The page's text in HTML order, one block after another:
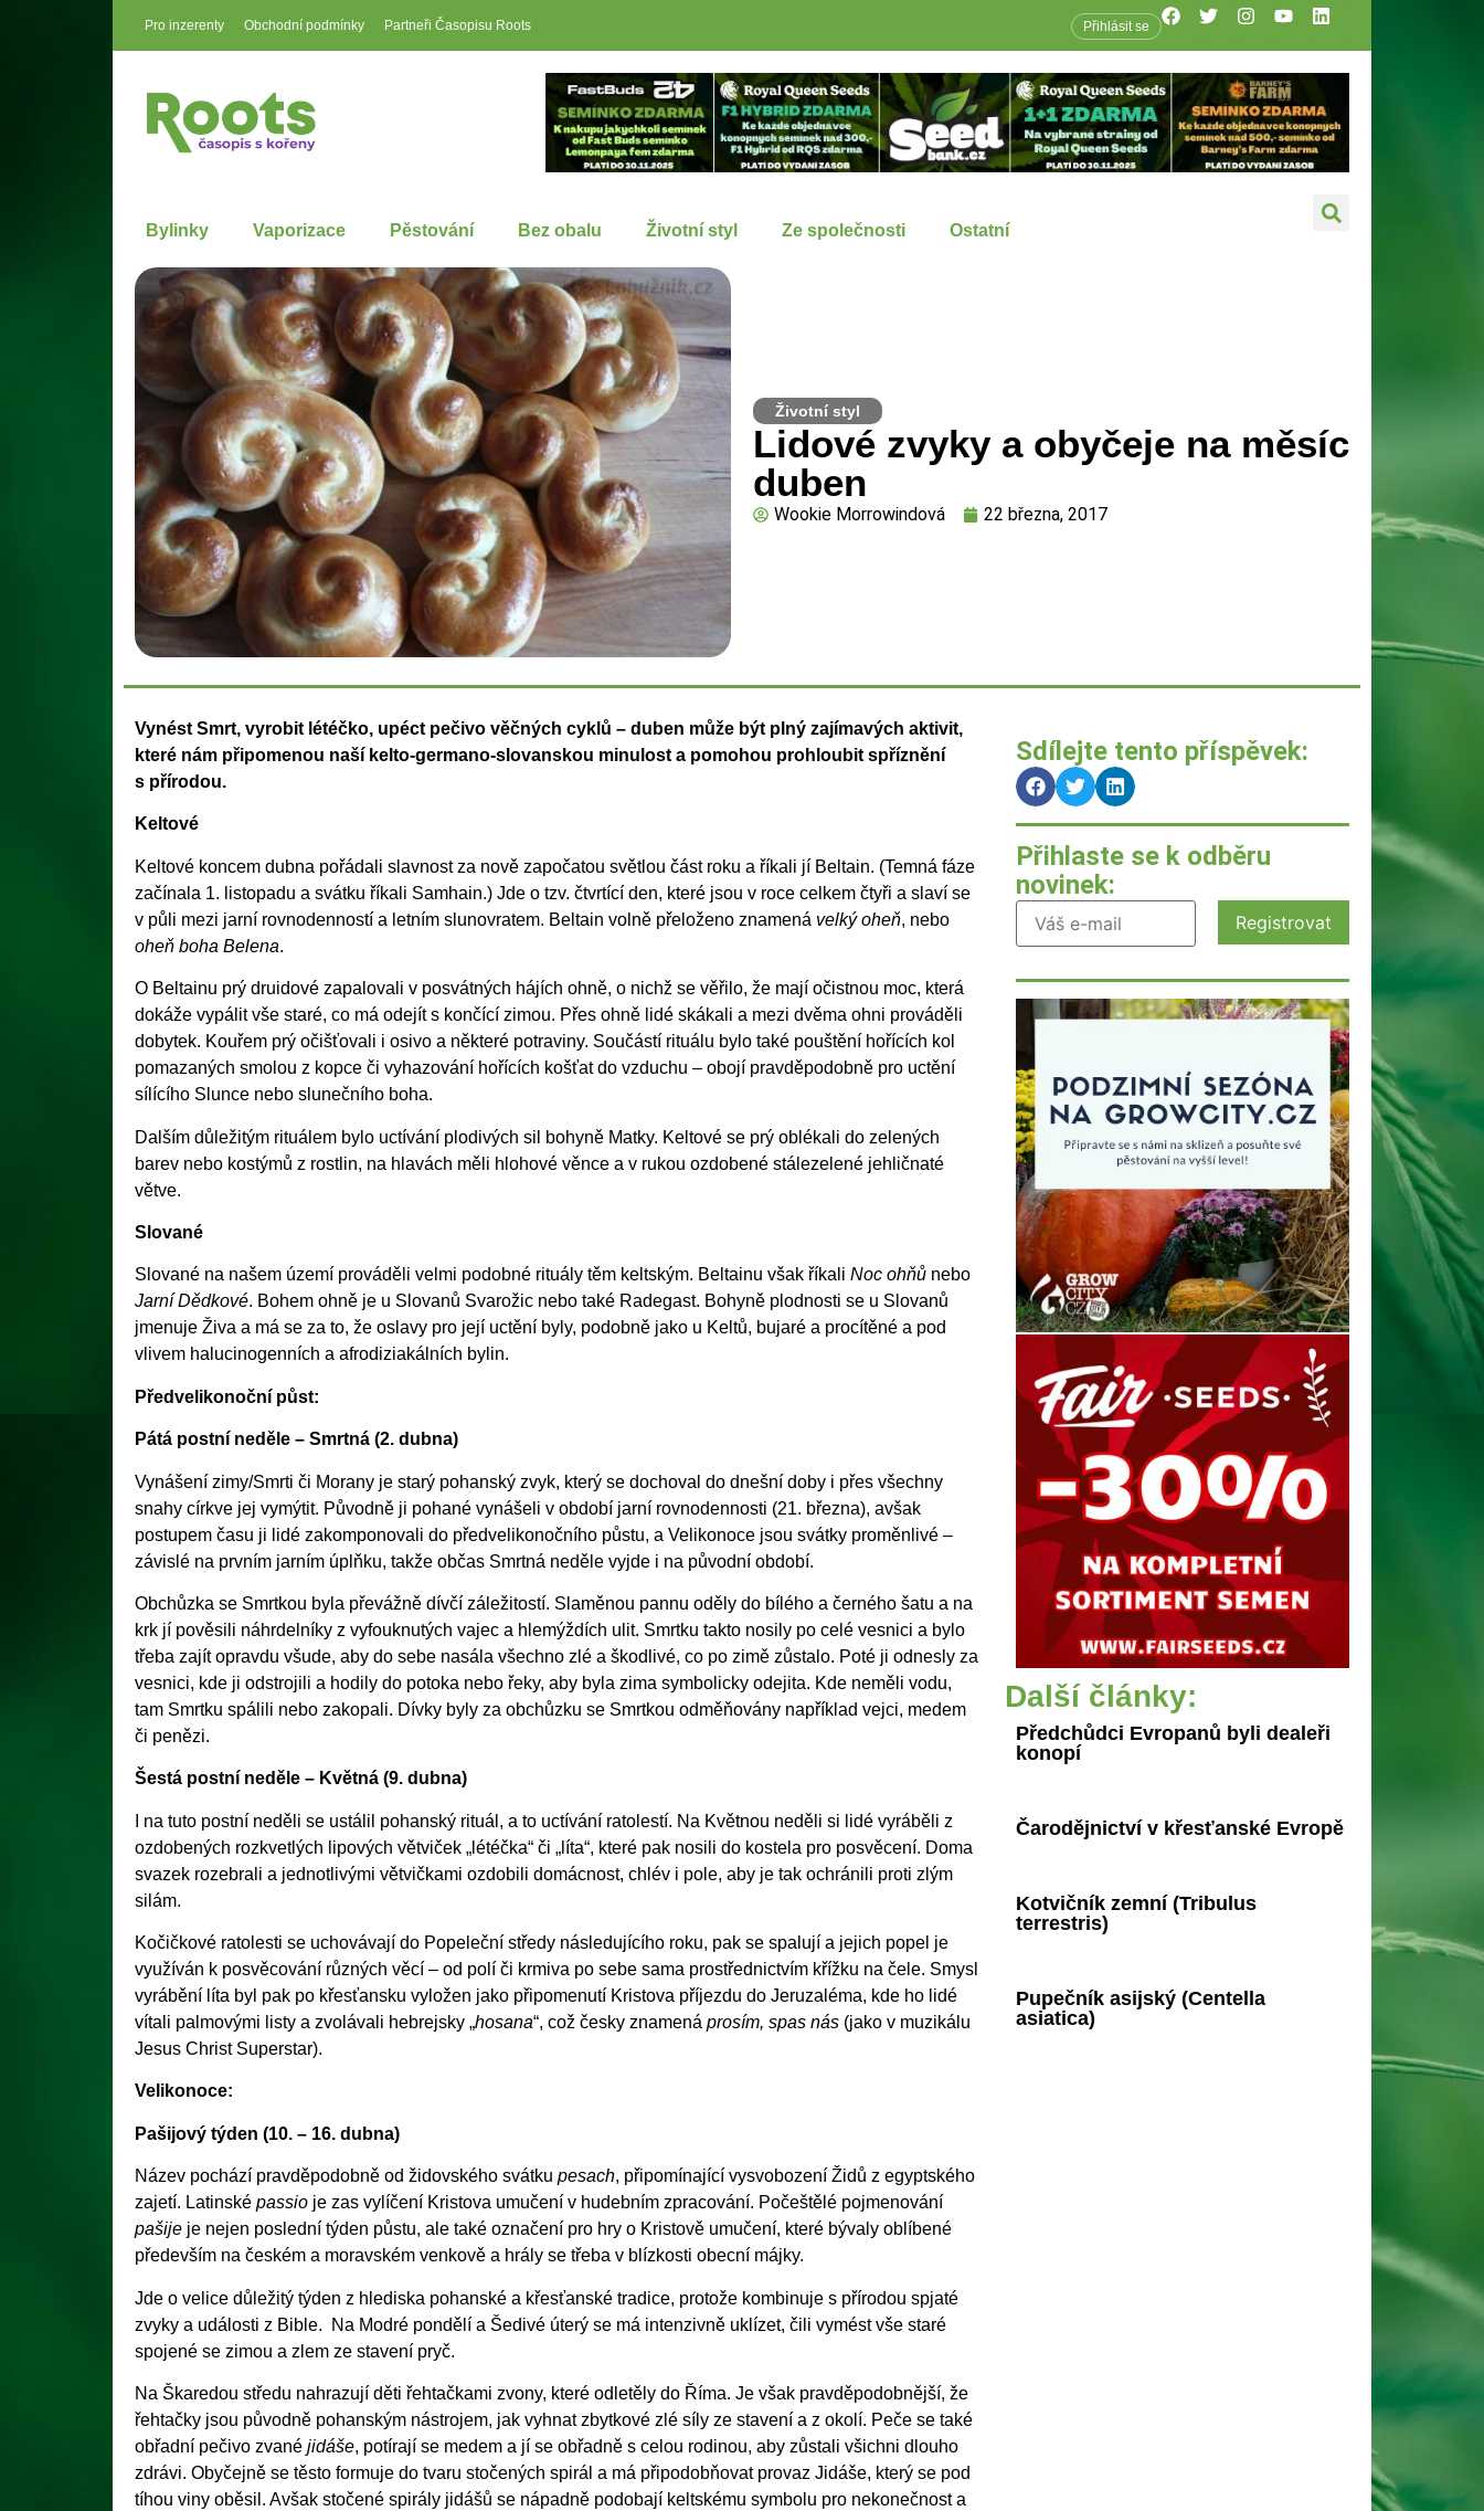
Pro inzerenty Obchodní podmínky Partneři Časopisu Roots Přihlásit se
Bylinky Vaporizace Pěstování Bez obalu Životní styl Ze společnosti Ostatní
Životní styl
Lidové zvyky a obyčeje na měsíc
duben
Wookie Morrowindová 22 března, 2017
Vynést Smrt, vyrobit létéčko, upéct pečivo věčných cyklů – duben může být plný zajímavých aktivit,
které nám připomenou naší kelto-germano-slovanskou minulost a pomohou prohloubit spříznění
s přírodou.
Keltové
Keltové koncem dubna pořádali slavnost za nově započatou světlou část roku a říkali jí Beltain. (Temná fáze
začínala 1. listopadu a svátku říkali Samhain.) Jde o tzv. čtvrtící den, které jsou v roce celkem čtyři a slaví se
v půli mezi jarní rovnodenností a letním slunovratem. Beltain volně přeloženo znamená velký oheň, nebo
oheň boha Belena.
O Beltainu prý druidové zapalovali v posvátných hájích ohně, o nichž se věřilo, že mají očistnou moc, která
dokáže vypálit vše staré, co má odejít s končící zimou. Přes ohně lidé skákali a mezi dvěma ohni prováděli
dobytek. Kouřem prý očišťovali i osivo a některé potraviny. Součástí rituálu bylo také pouštění hořících kol
pomazaných smolou z kopce či vyhazování hořících košťat do vzduchu – obojí pravděpodobně pro uctění
sílícího Slunce nebo slunečního boha.
Dalším důležitým rituálem bylo uctívání plodivých sil bohyně Matky. Keltové se prý oblékali do zelených
barev nebo kostýmů z rostlin, na hlavách měli hlohové věnce a v rukou ozdobené stálezelené jehličnaté
větve.
Slované
Slované na našem území prováděli velmi podobné rituály těm keltským. Beltainu však říkali Noc ohňů nebo
Jarní Dědkové. Bohem ohně je u Slovanů Svarožic nebo také Radegast. Bohyně plodnosti se u Slovanů
jmenuje Živa a má se za to, že oslavy pro její uctění byly, podobně jako u Keltů, bujaré a procítěné a pod
vlivem halucinogenních a afrodiziakálních bylin.
Předvelikonoční půst:
Pátá postní neděle – Smrtná (2. dubna)
Vynášení zimy/Smrti či Morany je starý pohanský zvyk, který se dochoval do dnešní doby i přes všechny
snahy církve jej vymýtit. Původně ji pohané vynášeli v období jarní rovnodennosti (21. března), avšak
postupem času ji lidé zakomponovali do předvelikonočního půstu, a Velikonoce jsou svátky proměnlivé –
závislé na prvním jarním úplňku, takže občas Smrtná neděle vyjde i na původní období.
Obchůzka se Smrtkou byla převážně dívčí záležitostí. Slaměnou pannu oděly do bílého a černého šatu a na
krk jí pověsili náhrdelníky z vyfouknutých vajec a hlemýždích ulit. Smrtku takto nosily po celé vesnici a bylo
třeba zajít opravdu všude, aby do sebe nasála všechno zlé a škodlivé, co po zimě zůstalo. Poté ji odnesly za
vesnici, kde ji odstrojili a hodily do potoka nebo řeky, aby byla zima symbolicky odejita. Kde neměli vodu,
tam Smrtku spálili nebo zakopali. Dívky byly za obchůzku se Smrtkou odměňovány například vejci, medem
či penězi.
Šestá postní neděle – Květná (9. dubna)
I na tuto postní neděli se ustálil pohanský rituál, a to uctívání ratolestí. Na Květnou neděli si lidé vyráběli z
ozdobených rozkvetlých lipových větviček „létéčka“ či „líta“, které pak nosili do kostela pro posvěcení. Doma
svazek rozebrali a jednotlivými větvičkami ozdobili domácnost, chlév i pole, aby je tak ochránili proti zlým
silám.
Kočičkové ratolesti se uchovávají do Popeleční středy následujícího roku, pak se spalují a jejich popel je
využíván k posvěcování různých věcí – od polí či krmiva po sebe sama prostřednictvím křížku na čele. Smysl
vyrábění líta byl pak po křesťansku vyložen jako připomenutí Kristova příjezdu do Jeruzaléma, kde ho lidé
vítali palmovými listy a zvolávali hebrejsky „hosana“, což česky znamená prosím, spas nás (jako v muzikálu
Jesus Christ Superstar).
Velikonoce:
Pašijový týden (10. – 16. dubna)
Název pochází pravděpodobně od židovského svátku pesach, připomínající vysvobození Židů z egyptského
zajetí. Latinské passio je zas vylíčení Kristova umučení v hudebním zpracování. Počeštělé pojmenování
pašije je nejen poslední týden půstu, ale také označení pro hry o Kristově umučení, které bývaly oblíbené
především na českém a moravském venkově a hrály se třeba v blízkosti obecní májky.
Jde o velice důležitý týden z hlediska pohanské a křesťanské tradice, protože kombinuje s přírodou spjaté
zvyky a události z Bible. Na Modré pondělí a Šedivé úterý se má intenzivně uklízet, čili vymést vše staré
spojené se zimou a zlem ze stavení pryč.
Na Škaredou středu nahrazují děti řehtačkami zvony, které odletěly do Říma. Je však pravděpodobnější, že
řehtačky jsou původně pohanským nástrojem, jak vyhnat zbytkové zlé síly ze stavení a z okolí. Peče se také
obřadní pečivo zvané jidáše, potírají se medem a jí se obřadně s celou rodinou, aby zůstali všichni dlouho
zdrávi. Obyčejně se těsto formuje do tvaru stočených spirál a má připodobňovat provaz Jidáše, který se pod
tíhou viny oběsil. Avšak stočené spirály jidášů se nápadně podobají keltskému symbolu pro nekonečnost a
Sdílejte tento příspěvek:
Přihlaste se k odběru
novinek:
Další články:
Předchůdci Evropanů byli dealeři
konopí
Čarodějnictví v křesťanské Evropě
Kotvičník zemní (Tribulus
terrestris)
Pupečník asijský (Centella
asiatica)